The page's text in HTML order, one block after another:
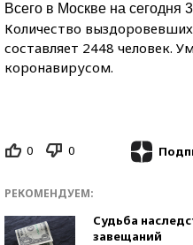
Всего в Москве на сегодня
Количество
составляет 2448 человек.
коронавирусом.
0 0
РЕКОМЕНДУЕМ:
Судьба
завещаний